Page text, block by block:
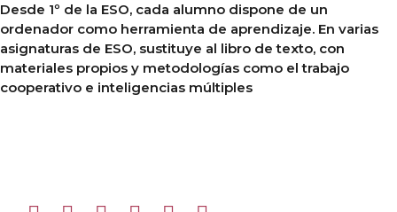
Desde 1º de la ESO, cada alumno dispone de un
ordenador como herramienta de aprendizaje. En varias
asignaturas de ESO, sustituye al libro de texto, con
materiales propios y metodologías como el trabajo
cooperativo e inteligencias múltiples